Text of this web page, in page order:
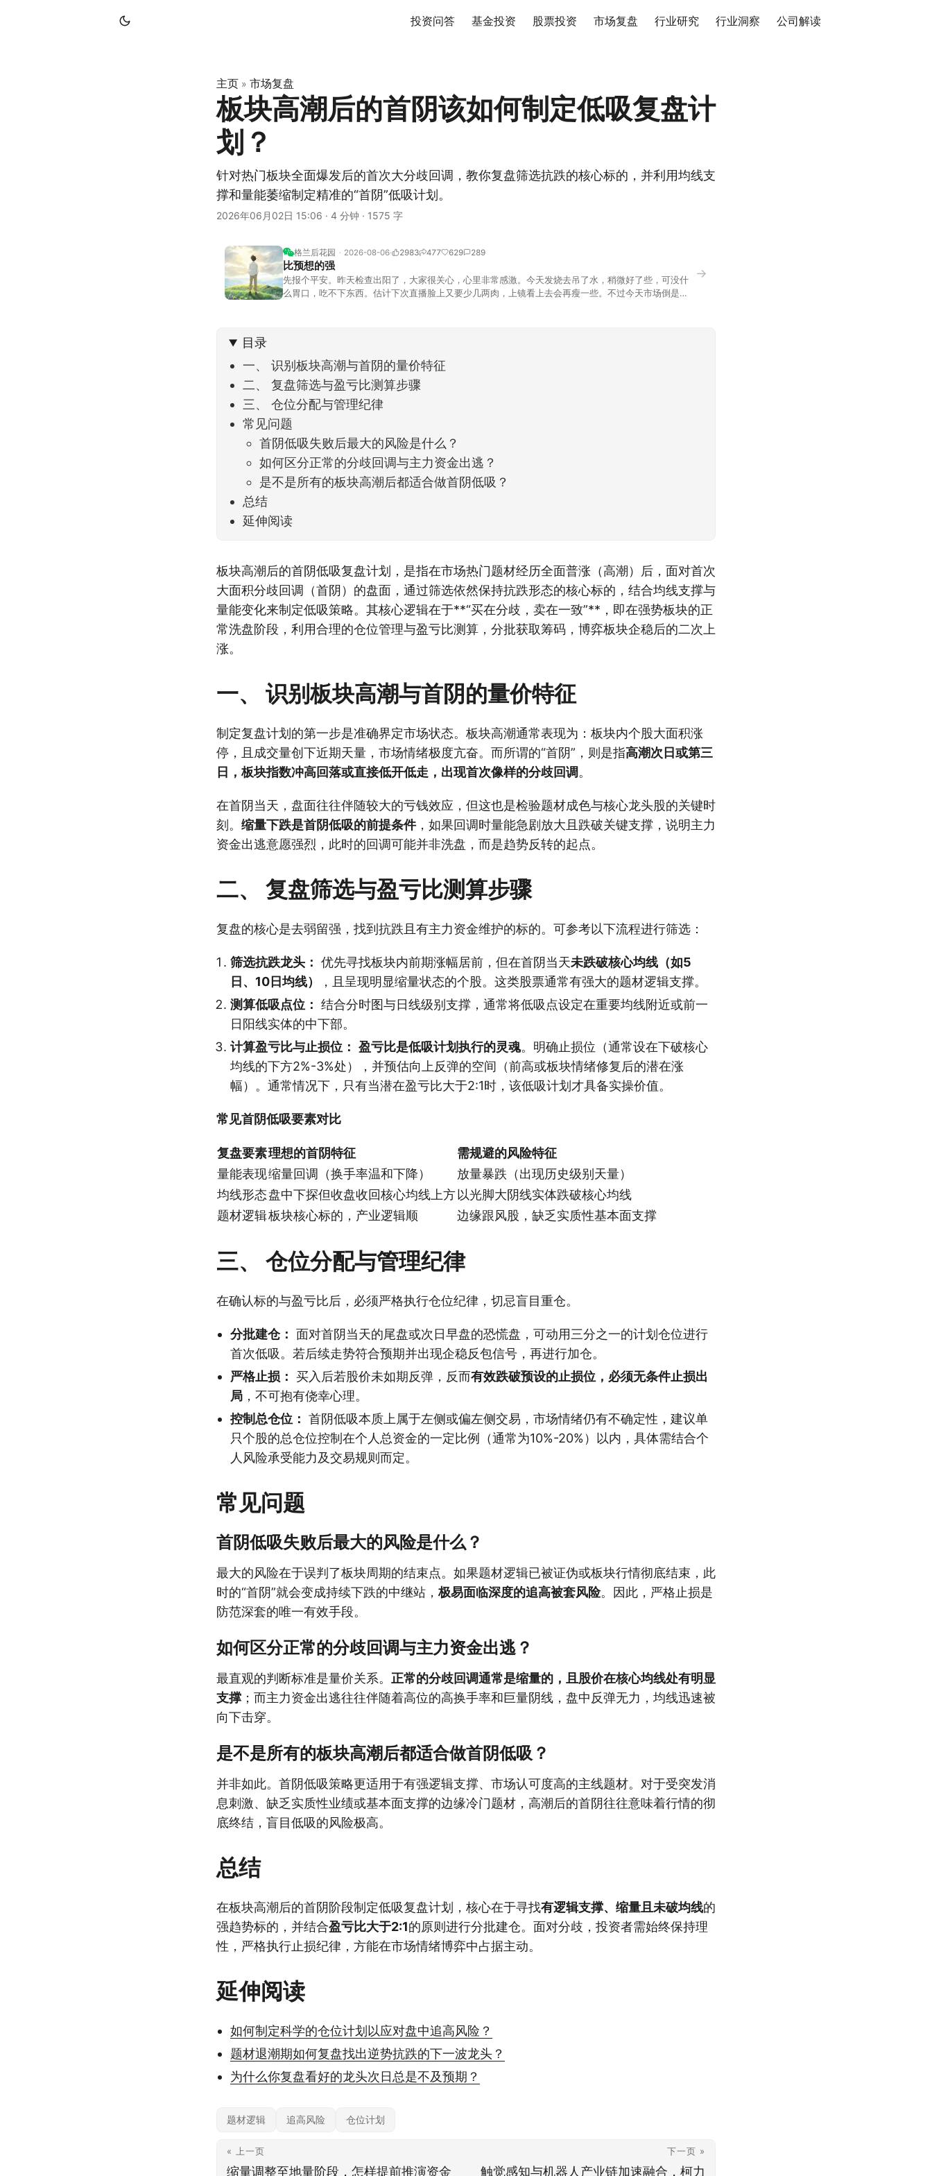
投资问答 基金投资 股票投资 市场复盘 行业研究 行业洞察 公司解读
主页 » 市场复盘
板块高潮后的首阴该如何制定低吸复盘计
划？
针对热门板块全面爆发后的首次大分歧回调，教你复盘筛选抗跌的核心标的，并利用均线支
撑和量能萎缩制定精准的“首阴”低吸计划。
2026年06月02日 15:06 · 4 分钟 · 1575 字
格兰后花园 2026-08-06 2983 477 629 289
比预想的强
先报个平安。昨天检查出阳了，大家很关心，心里非常感激。今天发烧去吊了水，稍微好了些，可没什
么胃口，吃不下东西。估计下次直播脸上又要少几两肉，上镜看上去会再瘦一些。不过今天市场倒是蛮
→
目录
一、 识别板块高潮与首阴的量价特征
二、 复盘筛选与盈亏比测算步骤
三、 仓位分配与管理纪律
常见问题
首阴低吸失败后最大的风险是什么？
如何区分正常的分歧回调与主力资金出逃？
是不是所有的板块高潮后都适合做首阴低吸？
总结
延伸阅读
板块高潮后的首阴低吸复盘计划，是指在市场热门题材经历全面普涨（高潮）后，面对首次
大面积分歧回调（首阴）的盘面，通过筛选依然保持抗跌形态的核心标的，结合均线支撑与
量能变化来制定低吸策略。其核心逻辑在于**“买在分歧，卖在一致”**，即在强势板块的正
常洗盘阶段，利用合理的仓位管理与盈亏比测算，分批获取筹码，博弈板块企稳后的二次上
涨。
一、 识别板块高潮与首阴的量价特征
制定复盘计划的第一步是准确界定市场状态。板块高潮通常表现为：板块内个股大面积涨
停，且成交量创下近期天量，市场情绪极度亢奋。而所谓的“首阴”，则是指高潮次日或第三
日，板块指数冲高回落或直接低开低走，出现首次像样的分歧回调。
在首阴当天，盘面往往伴随较大的亏钱效应，但这也是检验题材成色与核心龙头股的关键时
刻。 缩量下跌是首阴低吸的前提条件，如果回调时量能急剧放大且跌破关键支撑，说明主力
资金出逃意愿强烈，此时的回调可能并非洗盘，而是趋势反转的起点。
二、 复盘筛选与盈亏比测算步骤
复盘的核心是去弱留强，找到抗跌且有主力资金维护的标的。可参考以下流程进行筛选：
筛选抗跌龙头： 优先寻找板块内前期涨幅居前，但在首阴当天未跌破核心均线（如5
日、10日均线）
，且呈现明显缩量状态的个股。这类股票通常有强大的题材逻辑支撑。
测算低吸点位： 结合分时图与日线级别支撑，通常将低吸点设定在重要均线附近或前一
日阳线实体的中下部。
计算盈亏比与止损位： 盈亏比是低吸计划执行的灵魂。明确止损位（通常设在下破核心
均线的下方2%-3%处），并预估向上反弹的空间（前高或板块情绪修复后的潜在涨
幅）。通常情况下，只有当潜在盈亏比大于2:1时，该低吸计划才具备实操价值。
常见首阴低吸要素对比
复盘要素理想的首阴特征
需规避的风险特征
量能表现缩量回调（换手率温和下降）
放量暴跌（出现历史级别天量）
均线形态盘中下探但收盘收回核心均线上方以光脚大阴线实体跌破核心均线
题材逻辑板块核心标的，产业逻辑顺 边缘跟风股，缺乏实质性基本面支撑
三、 仓位分配与管理纪律
在确认标的与盈亏比后，必须严格执行仓位纪律，切忌盲目重仓。
分批建仓： 面对首阴当天的尾盘或次日早盘的恐慌盘，可动用三分之一的计划仓位进行
首次低吸。若后续走势符合预期并出现企稳反包信号，再进行加仓。
严格止损： 买入后若股价未如期反弹，反而有效跌破预设的止损位，必须无条件止损出
局 ，不可抱有侥幸心理。
控制总仓位： 首阴低吸本质上属于左侧或偏左侧交易，市场情绪仍有不确定性，建议单
只个股的总仓位控制在个人总资金的一定比例（通常为10%-20%）以内，具体需结合个
人风险承受能力及交易规则而定。
常见问题
首阴低吸失败后最大的风险是什么？
最大的风险在于误判了板块周期的结束点。如果题材逻辑已被证伪或板块行情彻底结束，此
时的“首阴”就会变成持续下跌的中继站，极易面临深度的追高被套风险。因此，严格止损是
防范深套的唯一有效手段。
如何区分正常的分歧回调与主力资金出逃？
最直观的判断标准是量价关系。 正常的分歧回调通常是缩量的，且股价在核心均线处有明显
支撑 ；而主力资金出逃往往伴随着高位的高换手率和巨量阴线，盘中反弹无力，均线迅速被
向下击穿。
是不是所有的板块高潮后都适合做首阴低吸？
并非如此。首阴低吸策略更适用于有强逻辑支撑、市场认可度高的主线题材。对于受突发消
息刺激、缺乏实质性业绩或基本面支撑的边缘冷门题材，高潮后的首阴往往意味着行情的彻
底终结，盲目低吸的风险极高。
总结
在板块高潮后的首阴阶段制定低吸复盘计划，核心在于寻找有逻辑支撑、缩量且未破均线的
强趋势标的，并结合盈亏比大于2:1的原则进行分批建仓。面对分歧，投资者需始终保持理
性，严格执行止损纪律，方能在市场情绪博弈中占据主动。
延伸阅读
如何制定科学的仓位计划以应对盘中追高风险？
题材退潮期如何复盘找出逆势抗跌的下一波龙头？
为什么你复盘看好的龙头次日总是不及预期？
题材逻辑 追高风险 仓位计划
« 上一页
缩量调整至地量阶段，怎样提前推演资金
下一页 »
触觉感知与机器人产业链加速融合，柯力